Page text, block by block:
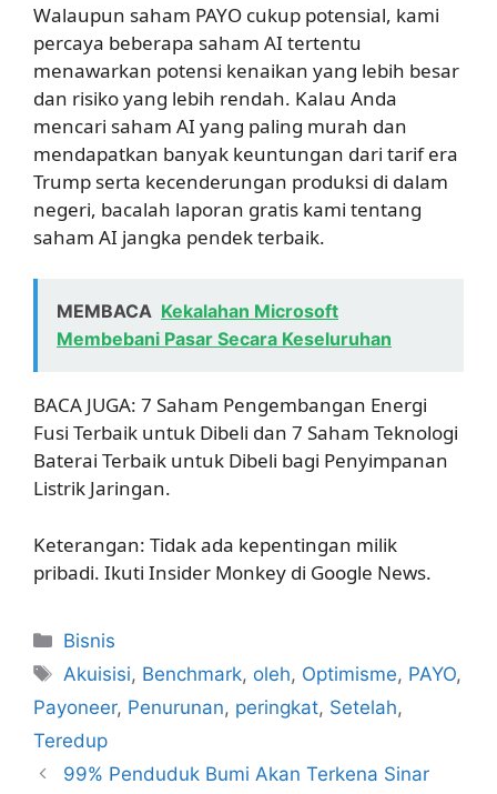
Walaupun saham PAYO cukup potensial, kami
percaya beberapa saham AI tertentu
menawarkan potensi kenaikan yang lebih besar
dan risiko yang lebih rendah. Kalau Anda
mencari saham AI yang paling murah dan
mendapatkan banyak keuntungan dari tarif era
Trump serta kecenderungan produksi di dalam
negeri, bacalah laporan gratis kami tentang
saham AI jangka pendek terbaik.
MEMBACA Kekalahan Microsoft
Membebani Pasar Secara Keseluruhan
BACA JUGA: 7 Saham Pengembangan Energi
Fusi Terbaik untuk Dibeli dan 7 Saham Teknologi
Baterai Terbaik untuk Dibeli bagi Penyimpanan
Listrik Jaringan.
Keterangan: Tidak ada kepentingan milik
pribadi. Ikuti Insider Monkey di Google News.
Kategori
Bisnis
Tag
Akuisisi, Benchmark, oleh, Optimisme, PAYO,
Payoneer, Penurunan, peringkat, Setelah,
Teredup
99% Penduduk Bumi Akan Terkena Sinar